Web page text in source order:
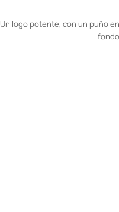
Un logo potente, con un puño